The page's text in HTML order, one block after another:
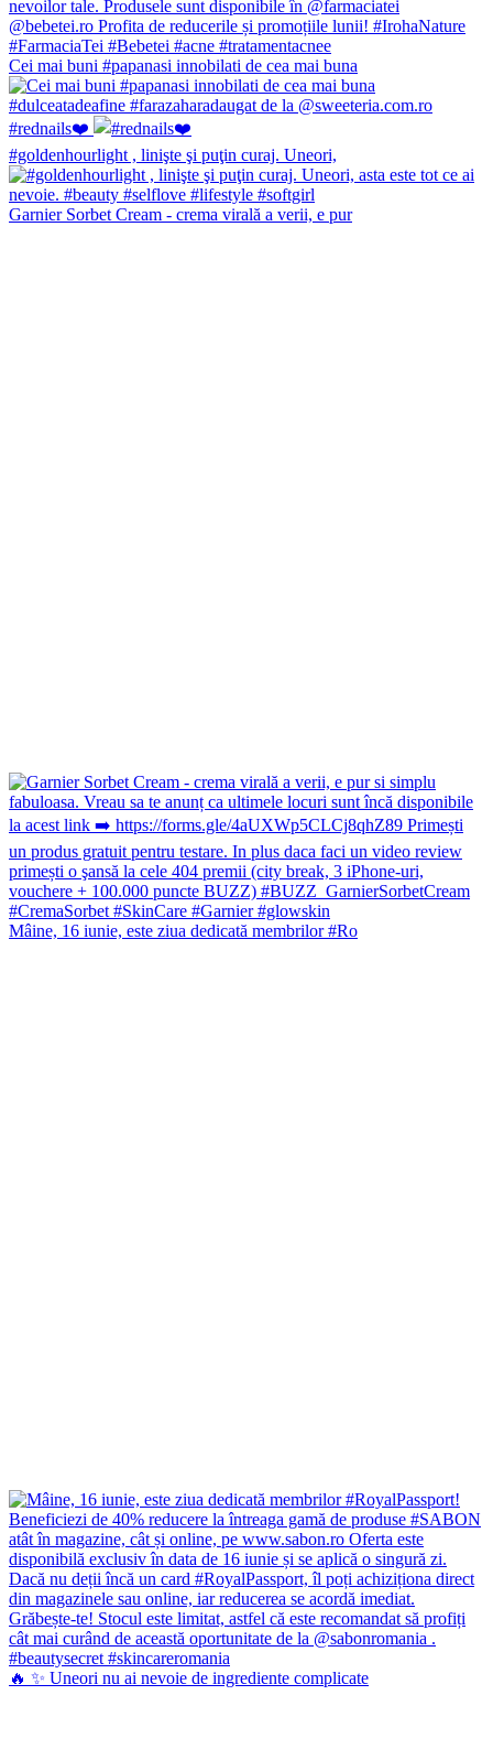
Cei mai buni #papanasi innobilati de cea mai buna
#rednails❤️
#goldenhourlight , linişte şi puţin curaj. Uneori,
Garnier Sorbet Cream - crema virală a verii, e pur
Mâine, 16 iunie, este ziua dedicată membrilor #Ro
🔥 ✨ Uneori nu ai nevoie de ingrediente complicate